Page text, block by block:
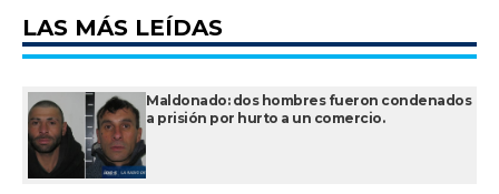
LAS MÁS LEÍDAS
Maldonado: dos hombres fueron condenados
a prisión por hurto a un comercio.